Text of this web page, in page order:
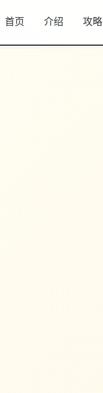
首页 介绍 攻略